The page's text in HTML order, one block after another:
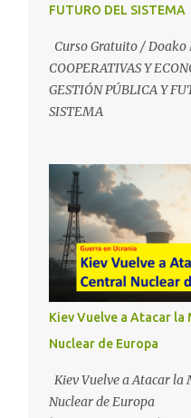
manipulaciones:
nerabeak abusu eta
babesteko zerbait egin
ideiak partekatu nahi
https://t.me/
6k0LKZJWzQyoE1T
YOUTUBE:
https://
sub_confirmation=1
FUTURO DEL SISTEMA
Curso Gratuito /
COOPERATIVAS Y
GESTIÓN PÚBLICA Y
SISTEMA
usp=sharing
Kiev Vuelve a Atacar la
Nuclear de Europa
Kiev Vuelve a Atacar la
Nuclear de Europa